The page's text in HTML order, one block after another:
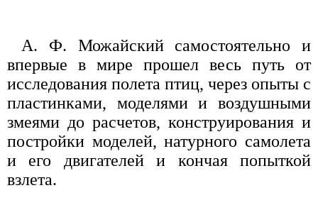
А. Ф. Можайский самостоятельно и
впервые в мире прошел весь путь от
исследования полета птиц, через опыты с
пластинками, моделями и воздушными
змеями до расчетов, конструирования и
постройки моделей, натурного самолета
и его двигателей и кончая попыткой
взлета.